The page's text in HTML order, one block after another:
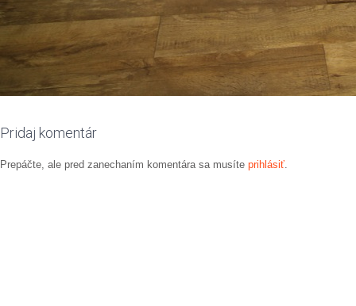
Pridaj komentár
Prepáčte, ale pred zanechaním komentára sa musíte prihlásiť